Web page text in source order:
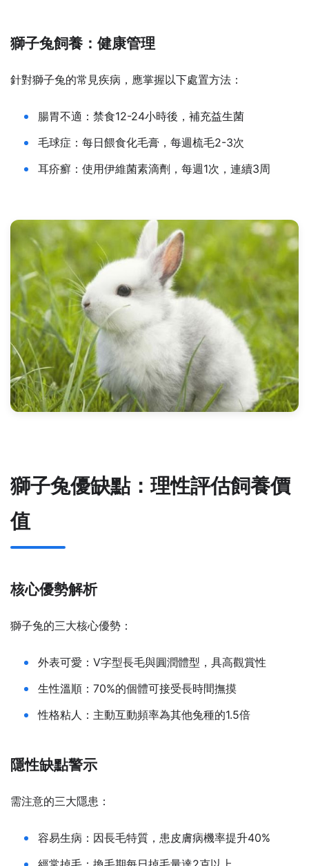
獅子兔飼養：健康管理
針對獅子兔的常見疾病，應掌握以下處置方法：
腸胃不適：禁食12-24小時後，補充益生菌
毛球症：每日餵食化毛膏，每週梳毛2-3次
耳疥癬：使用伊維菌素滴劑，每週1次，連續3周
獅子兔優缺點：理性評估飼養價
值
核心優勢解析
獅子兔的三大核心優勢：
外表可愛：V字型長毛與圓潤體型，具高觀賞性
生性溫順：70%的個體可接受長時間撫摸
性格粘人：主動互動頻率為其他兔種的1.5倍
隱性缺點警示
需注意的三大隱患：
容易生病：因長毛特質，患皮膚病機率提升40%